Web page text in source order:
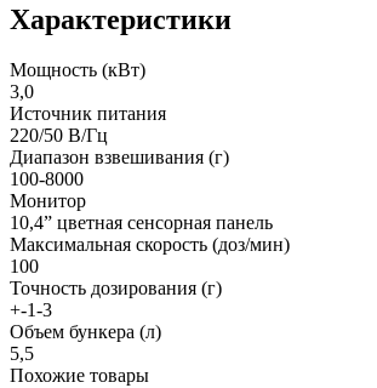
Характеристики
Мощность (кВт)
3,0
Источник питания
220/50 В/Гц
Диапазон взвешивания (г)
100-8000
Монитор
10,4” цветная сенсорная панель
Максимальная скорость (доз/мин)
100
Точность дозирования (г)
+-1-3
Объем бункера (л)
5,5
Похожие товары